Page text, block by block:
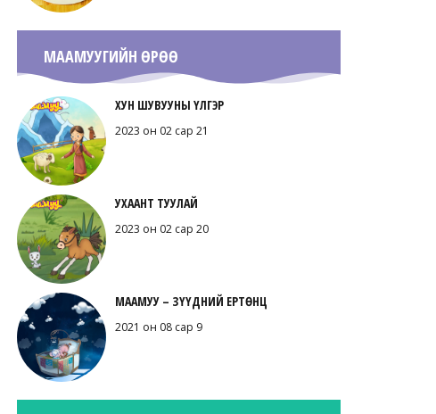
МААМУУГИЙН ӨРӨӨ
ХУН ШУВУУНЫ ҮЛГЭР
2023 он 02 сар 21
УХААНТ ТУУЛАЙ
2023 он 02 сар 20
МААМУУ – ЗҮҮДНИЙ ЕРТӨНЦ
2021 он 08 сар 9